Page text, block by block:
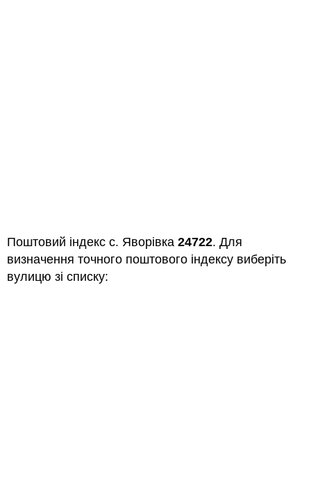
Поштовий індекс с. Яворівка 24722. Для
визначення точного поштового індексу виберіть
вулицю зі списку: